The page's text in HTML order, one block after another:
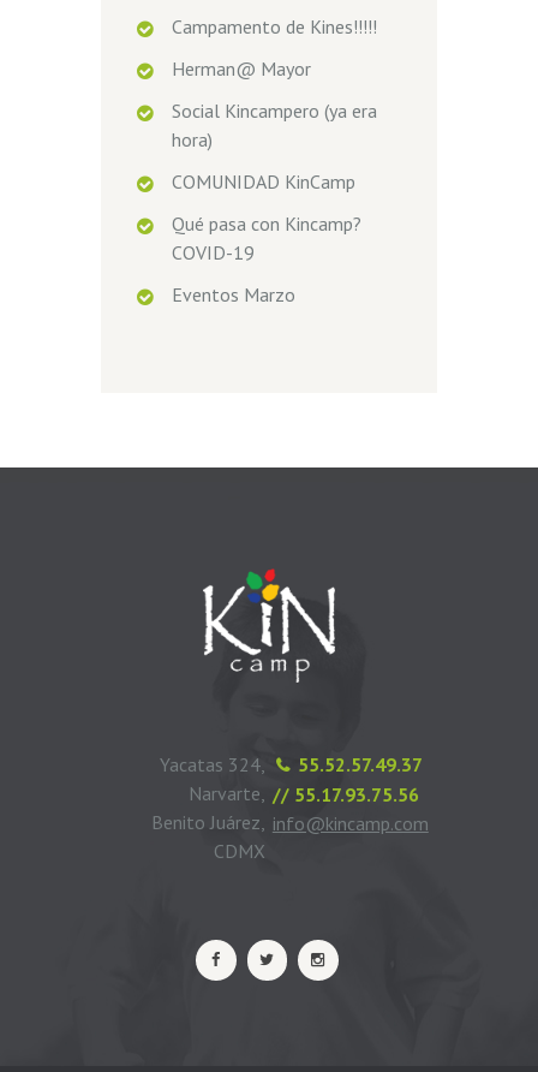
Campamento de Kines!!!!!
Herman@ Mayor
Social Kincampero (ya era
hora)
COMUNIDAD KinCamp
Qué pasa con Kincamp?
COVID-19
Eventos Marzo
55.52.57.49.37
// 55.17.93.75.56
info@kincamp.com
Yacatas 324,
Narvarte,
Benito Juárez,
CDMX